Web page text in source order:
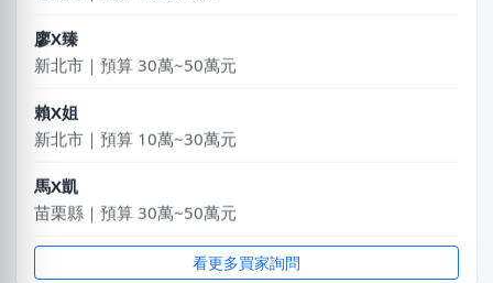
廖X臻
新北市｜預算 30萬~50萬元
賴X姐
新北市｜預算 10萬~30萬元
馬X凱
苗栗縣｜預算 30萬~50萬元
邱X恩
看更多買家詢問